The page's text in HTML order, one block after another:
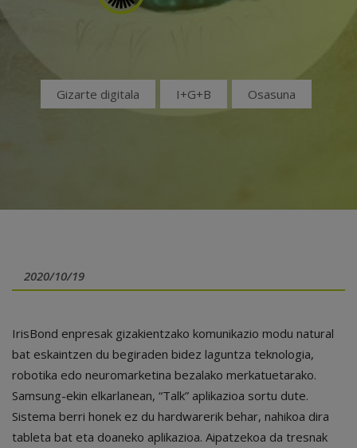
Gizarte digitala I+G+B Osasuna
2020/10/19
IrisBond enpresak gizakientzako komunikazio modu natural
bat eskaintzen du begiraden bidez laguntza teknologia,
robotika edo neuromarketina bezalako merkatuetarako.
Samsung-ekin elkarlanean, “Talk” aplikazioa sortu dute.
Sistema berri honek ez du hardwarerik behar, nahikoa dira
tableta bat eta doaneko aplikazioa. Aipatzekoa da tresnak